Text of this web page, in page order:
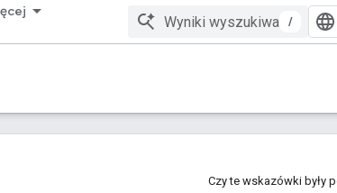
/
Czy te wskazówki były